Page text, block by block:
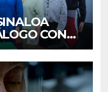
CON
DE